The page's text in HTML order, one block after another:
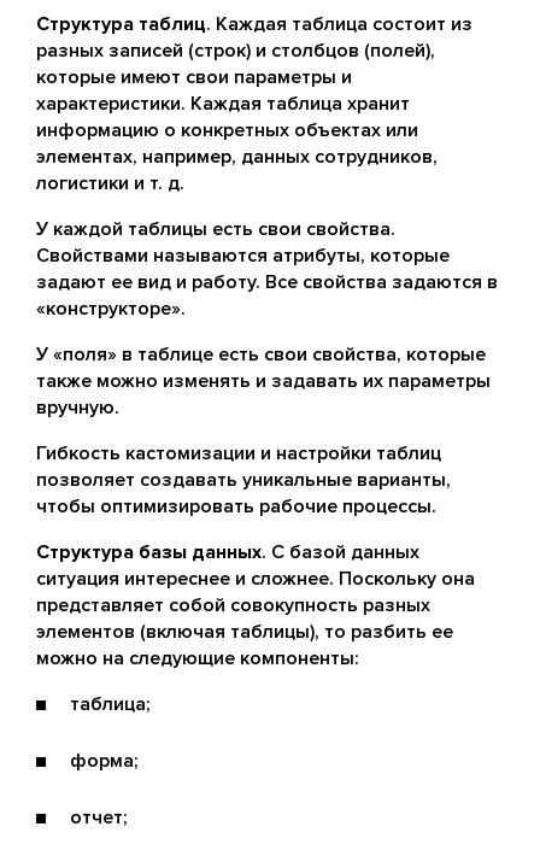
Структура таблиц. Каждая таблица состоит из
разных записей (строк) и столбцов (полей),
которые имеют свои параметры и
характеристики. Каждая таблица хранит
информацию о конкретных объектах или
элементах, например, данных сотрудников,
логистики и т. д.
У каждой таблицы есть свои свойства.
Свойствами называются атрибуты, которые
задают ее вид и работу. Все свойства задаются в
«конструкторе».
У «поля» в таблице есть свои свойства, которые
также можно изменять и задавать их параметры
вручную.
Гибкость кастомизации и настройки таблиц
позволяет создавать уникальные варианты,
чтобы оптимизировать рабочие процессы.
Структура базы данных. С базой данных
ситуация интереснее и сложнее. Поскольку она
представляет собой совокупность разных
элементов (включая таблицы), то разбить ее
можно на следующие компоненты:
таблица;
форма;
отчет;